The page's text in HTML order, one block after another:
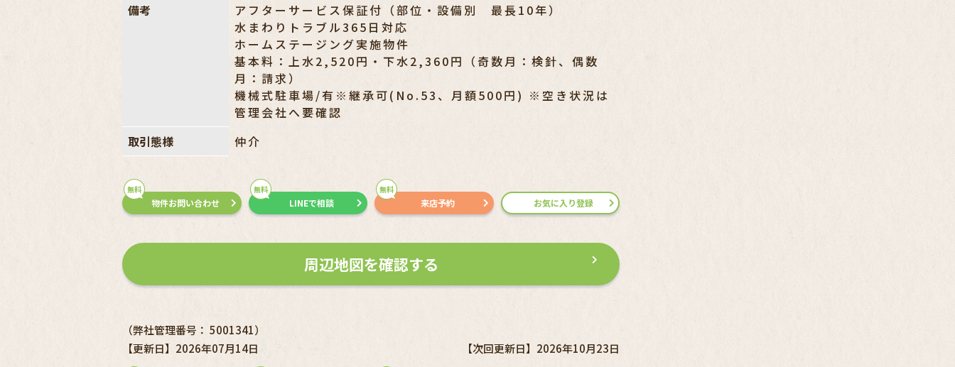
備考
アフターサービス保証付（部位・設備別 最長10年）
水まわりトラブル365日対応
ホームステージング実施物件
基本料：上水2,520円・下水2,360円（奇数月：検針、偶数
月：請求）
機械式駐車場/有※継承可(No.53、月額500円) ※空き状況は
管理会社へ要確認
取引態様
仲介
無料
物件お問い合わせ
無料
LINEで相談
無料
来店予約 お気に入り登録
周辺地図を確認する
（弊社管理番号： 5001341）
【更新日】2026年07月14日
【次回更新日】2026年10月23日